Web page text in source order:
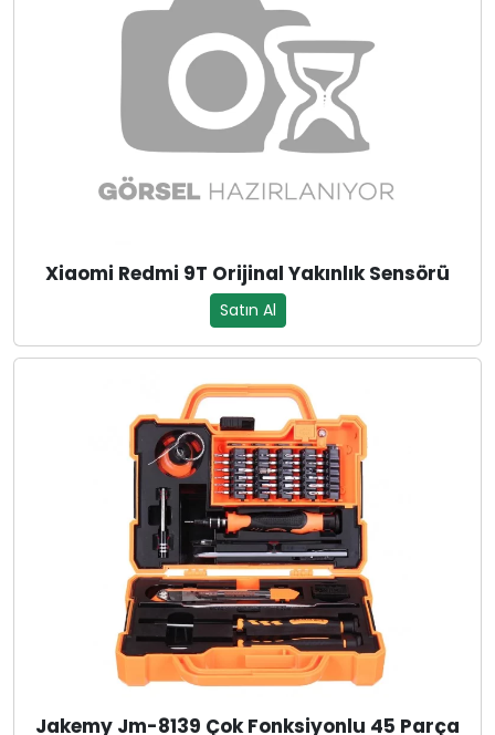
Xiaomi Redmi 9T Orijinal Yakınlık Sensörü
Satın Al
Jakemy Jm-8139 Çok Fonksiyonlu 45 Parça